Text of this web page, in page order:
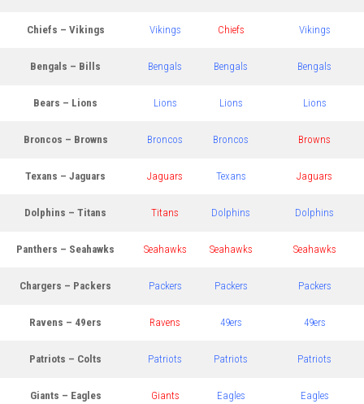
Chiefs – Vikings Vikings Chiefs Vikings
Bengals – Bills Bengals Bengals Bengals
Bears – Lions Lions Lions Lions
Broncos – Browns Broncos Broncos Browns
Texans – Jaguars Jaguars Texans Jaguars
Dolphins – Titans Titans Dolphins Dolphins
Panthers – Seahawks Seahawks Seahawks Seahawks
Chargers – Packers Packers Packers Packers
Ravens – 49ers Ravens 49ers 49ers
Patriots – Colts Patriots Patriots Patriots
Giants – Eagles Giants Eagles Eagles